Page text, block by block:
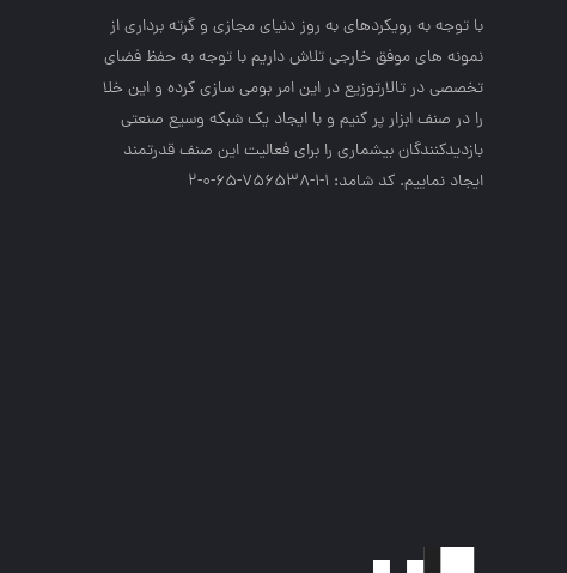
با توجه به رويكردهاي به روز دنياي مجازي و گرته برداري از
نمونه هاي موفق خارجي تلاش داريم با توجه به حفظ فضاي
تخصصي در تالارتوزيع در اين امر بومي سازي كرده و اين خلا
را در صنف ابزار پر كنيم و با ايجاد يك شبكه وسيع صنعتي
بازديدكنندگان بيشماري را براي فعاليت اين صنف قدرتمند
ايجاد نماييم. کد شامد: 1-1-756538-65-0-2